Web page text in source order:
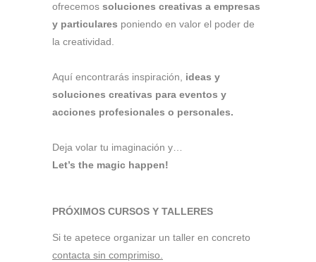
ofrecemos soluciones creativas a empresas
y particulares poniendo en valor el poder de
la creatividad.
Aquí encontrarás inspiración,
ideas y
soluciones creativas para eventos y
acciones profesionales o personales.
Deja volar tu imaginación y…
Let’s the magic happen!
PRÓXIMOS CURSOS Y TALLERES
Si te apetece organizar un taller en concreto
contacta sin comprimiso.